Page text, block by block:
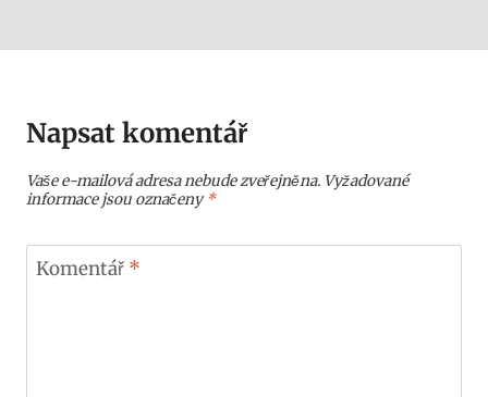
Napsat komentář
Vaše e-mailová adresa nebude zveřejněna. Vyžadované
informace jsou označeny*
Komentář *